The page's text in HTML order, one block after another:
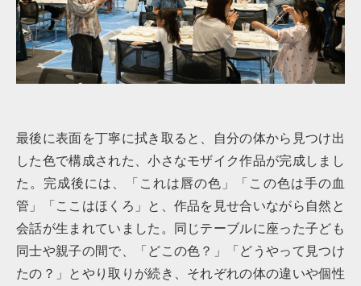
最後に表面を丁寧に拭き取ると、自分の体から見つけ出
した色で構成された、小さなモザイク作品が完成しまし
た。完成後には、「これは唇の色」「この色は手の血
管」「ここはほくろ」と、作品を見せ合いながら自然と
会話が生まれていました。同じテーブルに座った子ども
同士や親子の間で、「どこの色？」「どうやって見つけ
たの？」とやり取りが続き、それぞれの体の違いや個性